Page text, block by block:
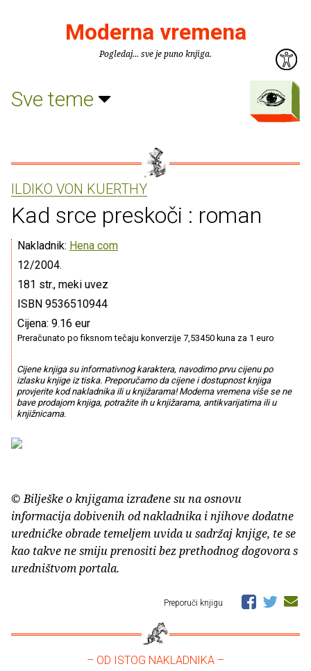
Moderna vremena
Pogledaj... sve je puno knjiga.
Sve teme
ILDIKO VON KUERTHY
Kad srce preskoči : roman
Nakladnik: Hena com
12/2004.
181 str., meki uvez
ISBN 9536510944
Cijena: 9.16 eur
Preračunato po fiksnom tečaju konverzije 7,53450 kuna za 1 euro
Cijene knjiga su informativnog karaktera, navodimo prvu cijenu po
izlasku knjige iz tiska. Preporučamo da cijene i dostupnost knjiga
provjerite kod nakladnika ili u knjižarama! Moderna vremena više se ne
bave prodajom knjiga, potražite ih u knjižarama, antikvarijatima ili u
knjižnicama.
© Bilješke o knjigama izrađene su na osnovu
informacija dobivenih od nakladnika i njihove dodatne
uredničke obrade temeljem uvida u sadržaj knjige, te se
kao takve ne smiju prenositi bez prethodnog dogovora s
uredništvom portala.
Preporuči knjigu
– OD ISTOG NAKLADNIKA –